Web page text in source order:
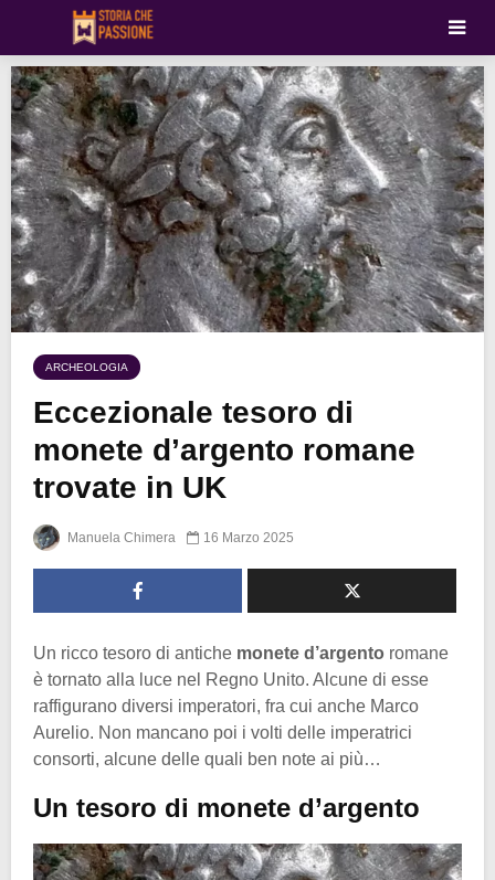
ARCHEOLOGIA
Eccezionale tesoro di
monete d’argento romane
trovate in UK
Manuela Chimera 16 Marzo 2025
Un ricco tesoro di antiche monete d’argento romane
è tornato alla luce nel Regno Unito. Alcune di esse
raffigurano diversi imperatori, fra cui anche Marco
Aurelio. Non mancano poi i volti delle imperatrici
consorti, alcune delle quali ben note ai più…
Un tesoro di monete d’argento